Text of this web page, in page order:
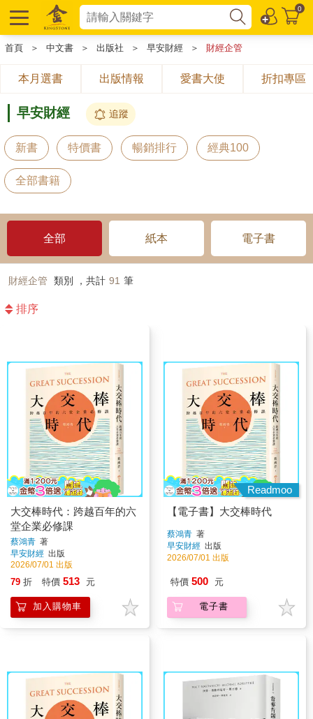
0
首頁 ＞ 中文書 ＞ 出版社 ＞ 早安財經 ＞ 財經企管
本月選書 出版情報 愛書大使 折扣專區
早安財經 追蹤
新書 特價書 暢銷排行 經典100
全部書籍
全部 紙本 電子書
財經企管 類別 ，共計 91 筆
排序
大交棒時代：跨越百年的六
堂企業必修課
蔡鴻青 著
早安財經 出版
2026/07/01 出版
79 折 特價 513 元
加入購物車
Readmoo
【電子書】大交棒時代
蔡鴻青 著
早安財經 出版
2026/07/01 出版
特價 500 元
電子書